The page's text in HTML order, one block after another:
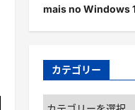
mais no Windows
カテゴリー
カ